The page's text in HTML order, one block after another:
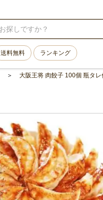
送料無料 ランキング
大阪王将 肉餃子 100個 瓶タレ